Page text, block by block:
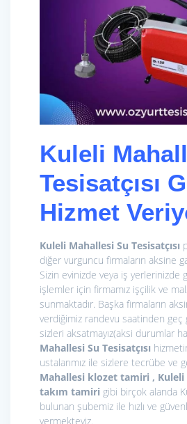
Kuleli
Tesisatçısı
Hizmet
Kuleli Mahallesi Su Tesisatçısı
diğer vurguncu firmaların aksine
Sizin evinizde veya iş yerlerinizde
işlemler için firmamız işçilik ve
sunmaktadır. Başka firmaların
verdiğimiz randevu saatinden geç
sizleri aksatmayız(aksi durumlar
Mahallesi Su Tesisatçısı
ustalarımız ile sizlere tecrübe ve
Mahallesi klozet tamiri , Kuleli
takım tamiri gibi birçok alanda
bulunan şubemiz ile hızlı ve
vermekteyiz.